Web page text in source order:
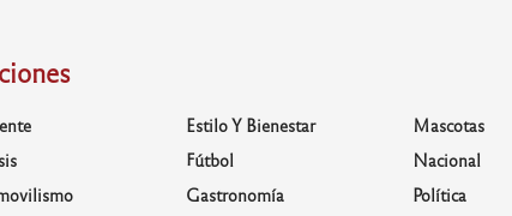
Estilo Y Bienestar
Fútbol
Gastronomía
Mascotas
Nacional
Política